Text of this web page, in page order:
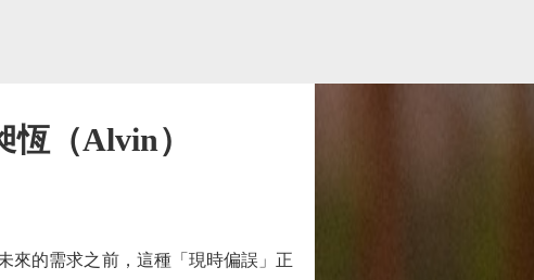
（Alvin）
的需求之前，這種「現時偏誤」正